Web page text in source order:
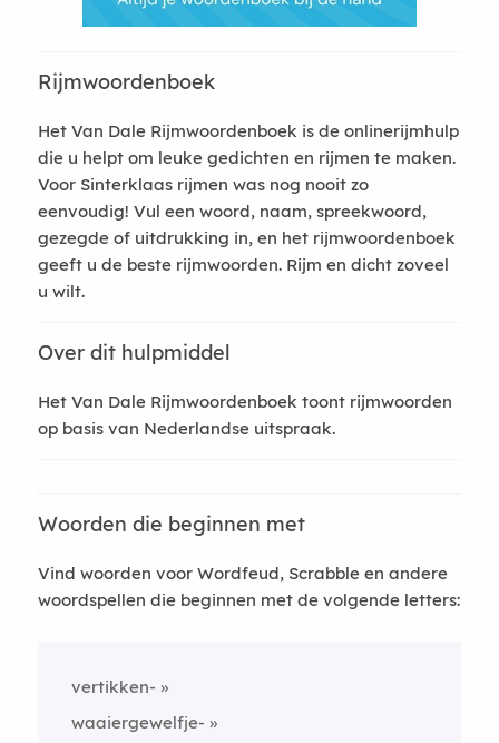
Rijmwoordenboek
Het Van Dale Rijmwoordenboek is de onlinerijmhulp
die u helpt om leuke gedichten en rijmen te maken.
Voor Sinterklaas rijmen was nog nooit zo
eenvoudig! Vul een woord, naam, spreekwoord,
gezegde of uitdrukking in, en het rijmwoordenboek
geeft u de beste rijmwoorden. Rijm en dicht zoveel
u wilt.
Over dit hulpmiddel
Het Van Dale Rijmwoordenboek toont rijmwoorden
op basis van Nederlandse uitspraak.
Woorden die beginnen met
Vind woorden voor Wordfeud, Scrabble en andere
woordspellen die beginnen met de volgende letters:
vertikken-
waaiergewelfje-